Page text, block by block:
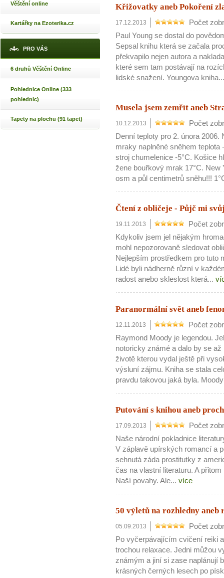
10 tipů
...
Máte pocit, že jste unaveni
Věštění online
Kartářky na Ezoterika.cz
PRO VÁS
6 druhů Věštění Online
Pohlednice Online (333
pohlednic)
Tapety na plochu (91 tapet)
Křižovatky aneb Pokoření
17.12.2013
Počet
Paul Young se dostal do
Sepsal knihu která se začala
překvapilo nejen autora a
které sem tam postávají na
lidské snažení. Youngova
Musela jsem zemřít aneb
10.12.2013
Počet
Denní teploty pro 2. února
mraky naplněné sněhem teplota
stroj chumelenice -5°C. Košice
žene bouřkový mrak 17°C.
osm a půl centimetrů sněhu!!!
Čtení z obličeje - Půjč mi
19.11.2013
Počet
Kdykoliv jsem jel nějakým
mohl nepozorovaně sledovat
Nejlepším prostředkem pro tuto
Lidé byli nádherně různí v
radost anebo skleslost která...
Paranormální svět aneb
12.11.2013
Počet
Raymond Moody je legendou.
notoricky známé a dalo by se
životě kterou vydal ještě při
výsluní zájmu. Kniha se stala
pravdu takovou jaká byla.
Putování s knihou aneb
17.09.2013
Počet
Naše národní pokladnice
V záplavě upírských romancí a
sehnutá záda prostitutky z
čas na vlastní literaturu. A
Naší povahy. Ale... více
50 výletů na rozhledny aneb
05.09.2013
Počet
Po vyčerpávajícím cvičení reiki
trochou relaxace. Jedni můžou
známým a jiní si zase naplánují
krásných černých lesech po